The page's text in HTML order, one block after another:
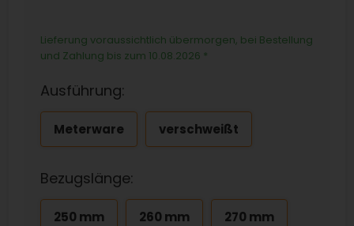
Lieferung voraussichtlich übermorgen, bei Bestellung
und Zahlung bis zum 10.08.2026 *
Ausführung:
Meterware verschweißt
Bezugslänge:
250 mm 260 mm 270 mm